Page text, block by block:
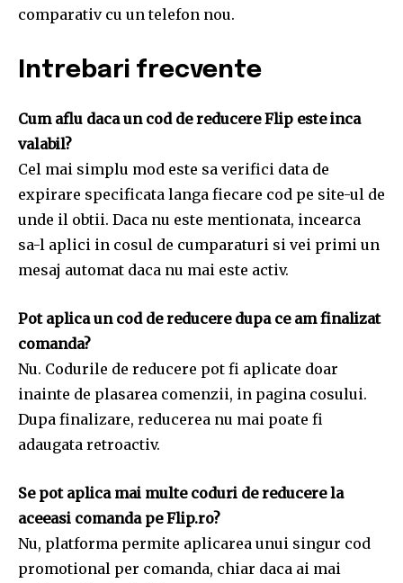
comparativ cu un telefon nou.
Intrebari frecvente
Cum aflu daca un cod de reducere Flip este inca
valabil?
Cel mai simplu mod este sa verifici data de
expirare specificata langa fiecare cod pe site-ul de
unde il obtii. Daca nu este mentionata, incearca
sa-l aplici in cosul de cumparaturi si vei primi un
mesaj automat daca nu mai este activ.
Pot aplica un cod de reducere dupa ce am finalizat
comanda?
Nu. Codurile de reducere pot fi aplicate doar
inainte de plasarea comenzii, in pagina cosului.
Dupa finalizare, reducerea nu mai poate fi
adaugata retroactiv.
Se pot aplica mai multe coduri de reducere la
aceeasi comanda pe Flip.ro?
Nu, platforma permite aplicarea unui singur cod
promotional per comanda, chiar daca ai mai